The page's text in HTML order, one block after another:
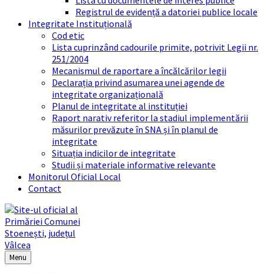
Registrul de evidență a datoriei publice locale
Integritate Instituțională
Cod etic
Lista cuprinzând cadourile primite, potrivit Legii nr.
251/2004
Mecanismul de raportare a încălcărilor legii
Declarația privind asumarea unei agende de
integritate organizațională
Planul de integritate al instituției
Raport narativ referitor la stadiul implementării
măsurilor prevăzute în SNA și în planul de
integritate
Situația indicilor de integritate
Studii și materiale informative relevante
Monitorul Oficial Local
Contact
Menu